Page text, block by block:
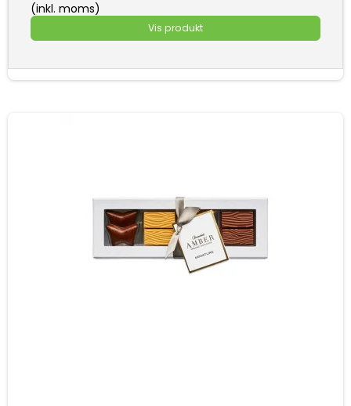
(inkl. moms)
Vis produkt